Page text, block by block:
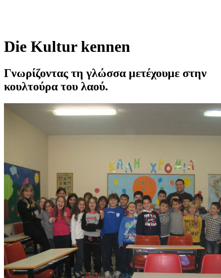
Die Kultur kennen
Γνωρίζοντας τη γλώσσα μετέχουμε στην
κουλτούρα του λαού.